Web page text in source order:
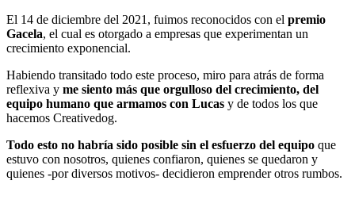
El 14 de diciembre del 2021, fuimos reconocidos con el premio
Gacela, el cual es otorgado a empresas que experimentan un
crecimiento exponencial.
Habiendo transitado todo este proceso, miro para atrás de forma
reflexiva y me siento más que orgulloso del crecimiento, del
equipo humano que armamos con Lucas y de todos los que
hacemos Creativedog.
Todo esto no habría sido posible sin el esfuerzo del equipo que
estuvo con nosotros, quienes confiaron, quienes se quedaron y
quienes -por diversos motivos- decidieron emprender otros rumbos.